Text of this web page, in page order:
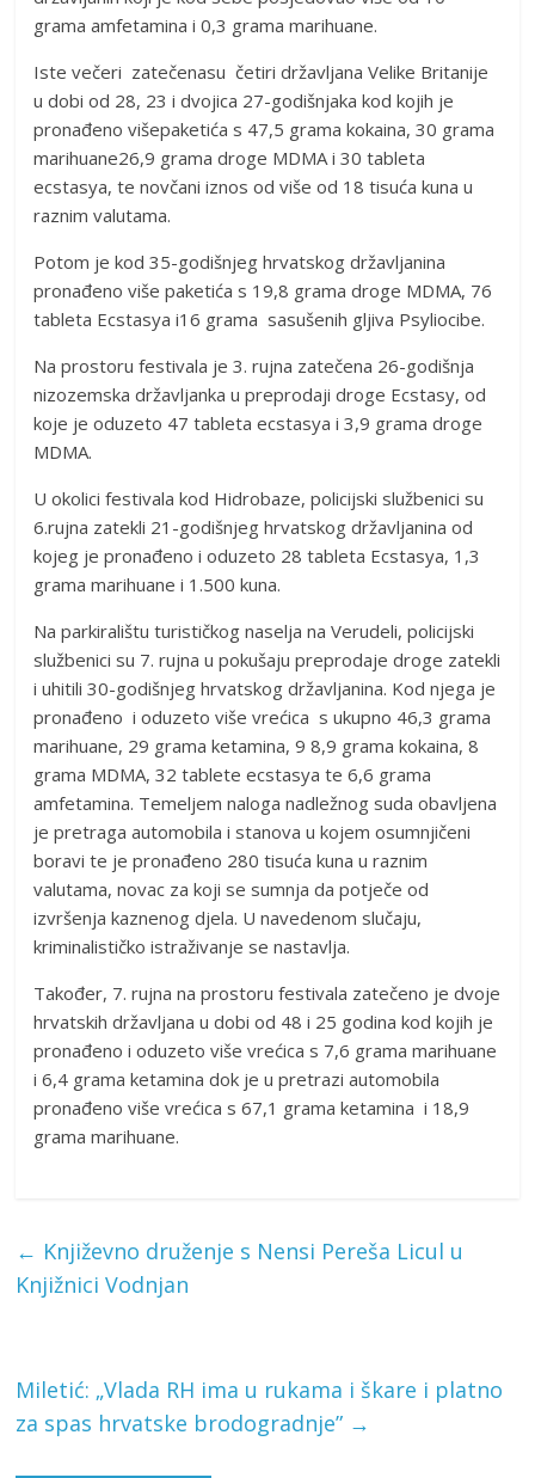
grama amfetamina i 0,3 grama marihuane.
Iste večeri zatečenasu četiri državljana Velike Britanije
u dobi od 28, 23 i dvojica 27-godišnjaka kod kojih je
pronađeno višepaketića s 47,5 grama kokaina, 30 grama
marihuane26,9 grama droge MDMA i 30 tableta
ecstasya, te novčani iznos od više od 18 tisuća kuna u
raznim valutama.
Potom je kod 35-godišnjeg hrvatskog državljanina
pronađeno više paketića s 19,8 grama droge MDMA, 76
tableta Ecstasya i16 grama sasušenih gljiva Psyliocibe.
Na prostoru festivala je 3. rujna zatečena 26-godišnja
nizozemska državljanka u preprodaji droge Ecstasy, od
koje je oduzeto 47 tableta ecstasya i 3,9 grama droge
MDMA.
U okolici festivala kod Hidrobaze, policijski službenici su
6.rujna zatekli 21-godišnjeg hrvatskog državljanina od
kojeg je pronađeno i oduzeto 28 tableta Ecstasya, 1,3
grama marihuane i 1.500 kuna.
Na parkiralištu turističkog naselja na Verudeli, policijski
službenici su 7. rujna u pokušaju preprodaje droge zatekli
i uhitili 30-godišnjeg hrvatskog državljanina. Kod njega je
pronađeno i oduzeto više vrećica s ukupno 46,3 grama
marihuane, 29 grama ketamina, 9 8,9 grama kokaina, 8
grama MDMA, 32 tablete ecstasya te 6,6 grama
amfetamina. Temeljem naloga nadležnog suda obavljena
je pretraga automobila i stanova u kojem osumnjičeni
boravi te je pronađeno 280 tisuća kuna u raznim
valutama, novac za koji se sumnja da potječe od
izvršenja kaznenog djela. U navedenom slučaju,
kriminalističko istraživanje se nastavlja.
Također, 7. rujna na prostoru festivala zatečeno je dvoje
hrvatskih državljana u dobi od 48 i 25 godina kod kojih je
pronađeno i oduzeto više vrećica s 7,6 grama marihuane
i 6,4 grama ketamina dok je u pretrazi automobila
pronađeno više vrećica s 67,1 grama ketamina i 18,9
grama marihuane.
← Književno druženje s Nensi Pereša Licul u
Knjižnici Vodnjan
Miletić: „Vlada RH ima u rukama i škare i platno
za spas hrvatske brodogradnje” →